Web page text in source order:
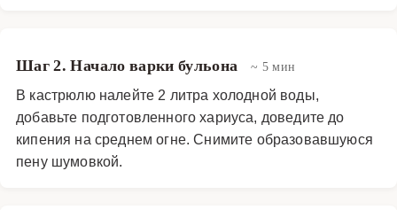
северные регионы России, где такие рецепты
передаются из поколения в поколение.
Супы·Бульоны·Рыбный бульон
Шаг 2. Начало варки бульона ~ 5 мин
В кастрюлю налейте 2 литра холодной воды,
добавьте подготовленного хариуса, доведите до
кипения на среднем огне. Снимите образовавшуюся
пену шумовкой.